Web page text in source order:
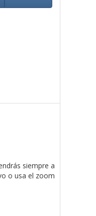
siempre a
o usa el zoom